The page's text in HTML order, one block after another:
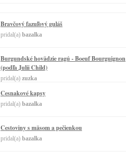
Bravčový fazuľový guláš
pridal(a) bazalka
Burgundské hovädzie ragú - Boeuf Bourguignon
(podľa Julii Child)
pridal(a) zuzka
Cesnakové kapsy
pridal(a) bazalka
Cestoviny s mäsom a pečienkou
pridal(a) bazalka